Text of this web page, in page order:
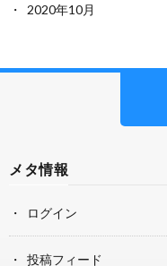
2020年10月
メタ情報
ログイン
投稿フィード